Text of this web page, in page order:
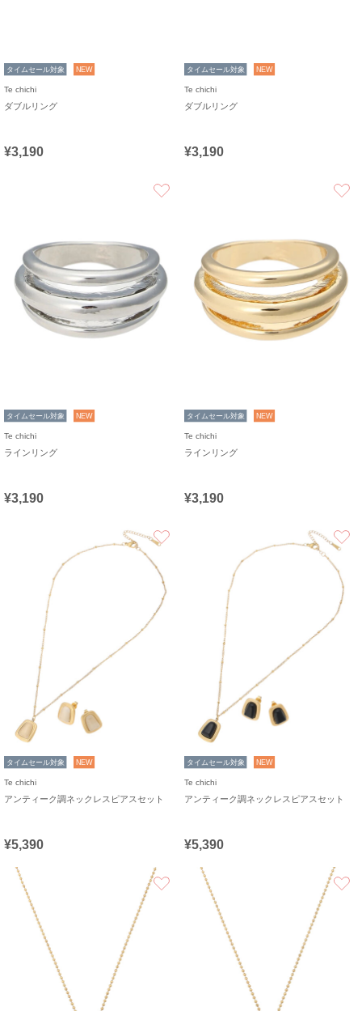
タイムセール対象 NEW
Te chichi
ダブルリング
¥3,190
タイムセール対象 NEW
Te chichi
ダブルリング
¥3,190
タイムセール対象 NEW
Te chichi
ラインリング
¥3,190
タイムセール対象 NEW
Te chichi
ラインリング
¥3,190
タイムセール対象 NEW
Te chichi
アンティーク調ネックレスピアスセット
¥5,390
タイムセール対象 NEW
Te chichi
アンティーク調ネックレスピアスセット
¥5,390
お気に入り